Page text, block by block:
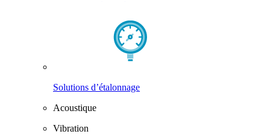
Solutions d’étalonnage
Acoustique
Vibration